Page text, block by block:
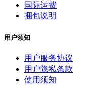
国际运费
捆包说明
用户须知
用户服务协议
用户隐私条款
使用须知